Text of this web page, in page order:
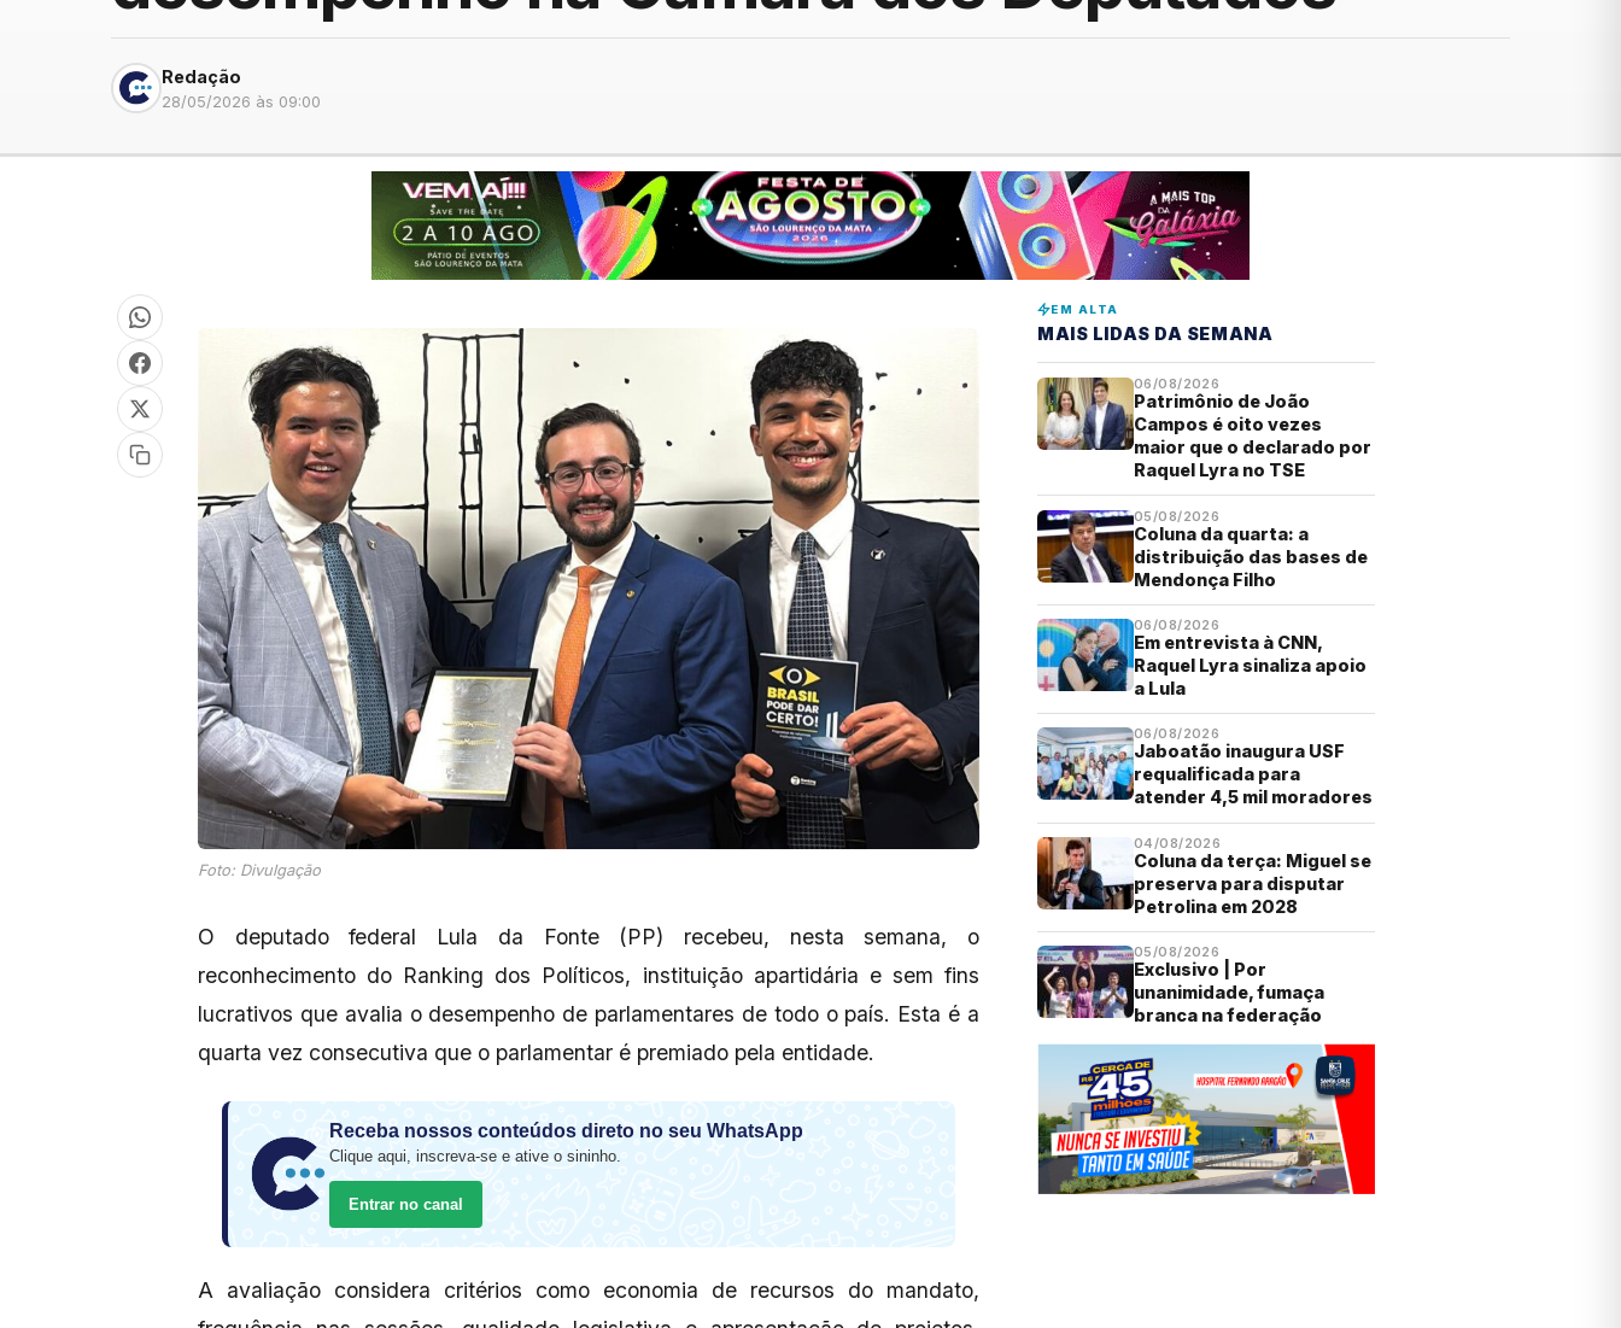
Redação
28/05/2026 às 09:00
Foto: Divulgação
O deputado federal Lula da Fonte (PP) recebeu, nesta semana, o
reconhecimento do Ranking dos Políticos, instituição apartidária e sem fins
lucrativos que avalia o desempenho de parlamentares de todo o país. Esta é a
quarta vez consecutiva que o parlamentar é premiado pela entidade.
Receba nossos conteúdos direto no seu WhatsApp
Clique aqui, inscreva-se e ative o sininho.
Entrar no canal
A avaliação considera critérios como economia de recursos do mandato,
EM ALTA
MAIS LIDAS DA SEMANA
06/08/2026
Patrimônio de João
Campos é oito vezes
maior que o declarado por
Raquel Lyra no TSE
05/08/2026
Coluna da quarta: a
distribuição das bases de
Mendonça Filho
06/08/2026
Em entrevista à CNN,
Raquel Lyra sinaliza apoio
a Lula
06/08/2026
Jaboatão inaugura USF
requalificada para
atender 4,5 mil moradores
04/08/2026
Coluna da terça: Miguel se
preserva para disputar
Petrolina em 2028
05/08/2026
Exclusivo | Por
unanimidade, fumaça
branca na federação